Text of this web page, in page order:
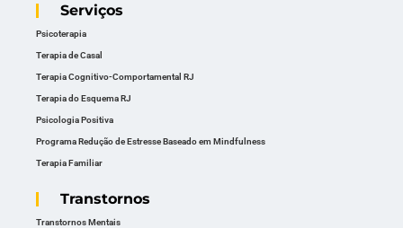
Serviços
Psicoterapia
Terapia de Casal
Terapia Cognitivo-Comportamental RJ
Terapia do Esquema RJ
Psicologia Positiva
Programa Redução de Estresse Baseado em Mindfulness
Terapia Familiar
Transtornos
Transtornos Mentais